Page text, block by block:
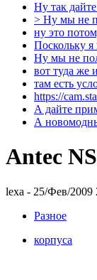
Ну так
> Ну мы не
ну это
Поскольку я
Ну мы не
вот туда же
там есть
https://
А дайте
А
Antec
lexa - 25/Фев/2009
Разное
корпуса